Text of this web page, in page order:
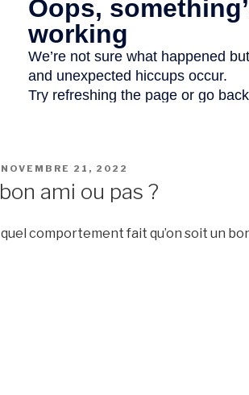
NOVEMBRE 21, 2022
bon ami ou pas ?
quel comportement fait qu’on soit un